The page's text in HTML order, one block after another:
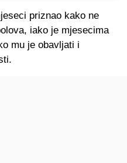
priznao kako ne
iako je mjesecima
mu je obavljati i